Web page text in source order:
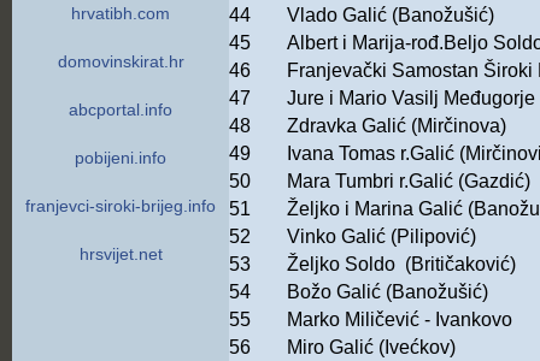
hrvatibh.com
domovinskirat.hr
abcportal.info
pobijeni.info
franjevci-siroki-brijeg.info
hrsvijet.net
44
Vlado Galić (Banožušić)
45
Albert i Marija-rođ.Beljo
46
Franjevački Samostan Široki
47
Jure i Mario Vasilj Međugorje
48
Zdravka Galić (Mirčinova)
49
Ivana Tomas r.Galić
50
Mara Tumbri r.Galić (Gazdić)
51
Željko i Marina Galić
52
Vinko Galić (Pilipović)
53
Željko Soldo (Britičaković)
54
Božo Galić (Banožušić)
55
Marko Miličević - Ivankovo
56
Miro Galić (Ivećkov)